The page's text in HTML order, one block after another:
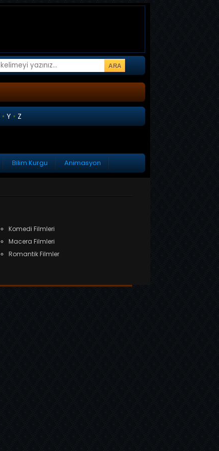
• Y • Z
Bilim Kurgu Animasyon
Komedi Filmleri
Macera Filmleri
Romantik Filmler